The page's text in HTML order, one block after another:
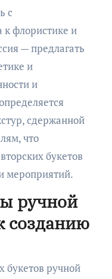
с
к флористике и
— предлагать
и
и
сдержанной
что
букетов
мероприятий.
ручной
созданию
букетов ручной